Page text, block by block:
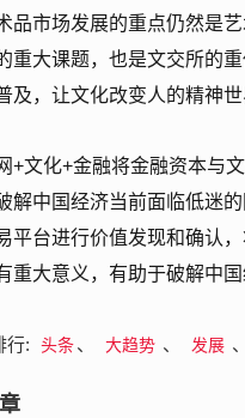
品市场发展的重点仍然是
重大课题，也是文交所的
及，让文化改变人的精神
+文化+金融将金融资本与
解中国经济当前面临低迷
平台进行价值发现和确认
重大意义，有助于破解中
行: 头条、 大趋势 、 发展 、